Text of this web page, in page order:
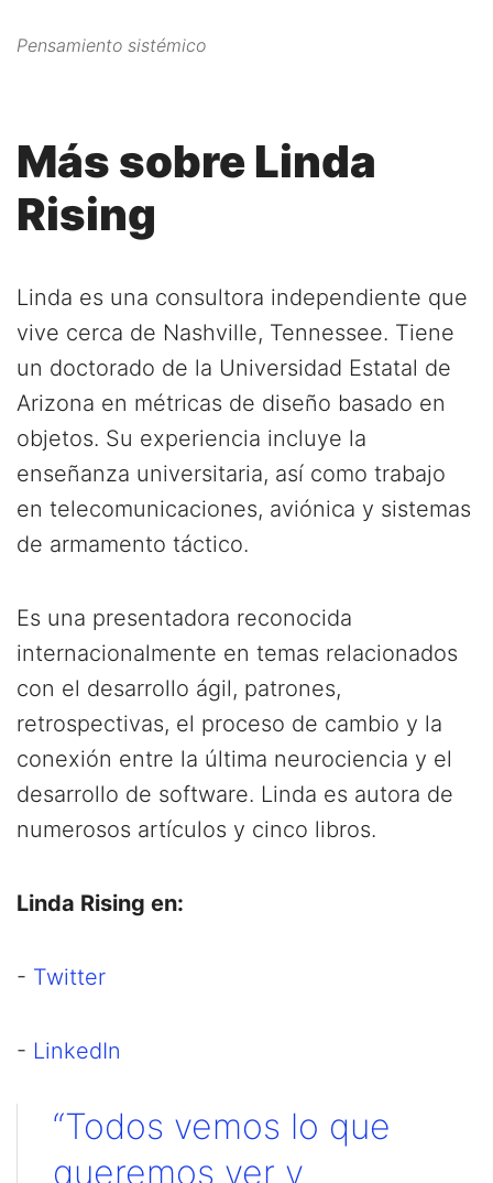
Pensamiento sistémico
Más sobre Linda
Rising
Linda es una consultora independiente que
vive cerca de Nashville, Tennessee. Tiene
un doctorado de la Universidad Estatal de
Arizona en métricas de diseño basado en
objetos. Su experiencia incluye la
enseñanza universitaria, así como trabajo
en telecomunicaciones, aviónica y sistemas
de armamento táctico.
Es una presentadora reconocida
internacionalmente en temas relacionados
con el desarrollo ágil, patrones,
retrospectivas, el proceso de cambio y la
conexión entre la última neurociencia y el
desarrollo de software. Linda es autora de
numerosos artículos y cinco libros.
Linda Rising en:
- Twitter
- LinkedIn
“Todos vemos lo que
queremos ver y